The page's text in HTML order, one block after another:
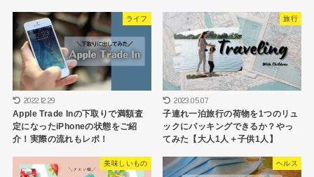
ライフ
2022.12.29
Apple Trade Inの下取りで満額査
定になったiPhoneの状態をご紹
介！実際の流れもレポ！
旅行
2023.05.07
子連れ一泊旅行の荷物を1つのリュ
ックにパッキングできるか？やっ
てみた【大人1人＋子供1人】
美味しいもの ヘルス